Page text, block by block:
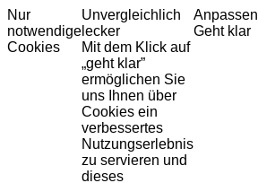
Nur
notwendige
Cookies
Unvergleichlich
lecker
Mit dem Klick auf
„geht klar”
ermöglichen Sie
uns Ihnen über
Cookies ein
verbessertes
Nutzungserlebnis
zu servieren und
dieses
Anpassen
Geht klar